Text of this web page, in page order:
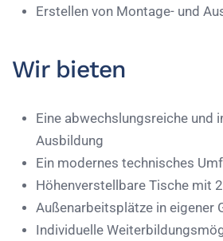
Erstellen von Montage- und
Wir bieten
Eine abwechslungsreiche und
Ausbildung
Ein modernes technisches
Höhenverstellbare Tische mit
Außenarbeitsplätze in eigener
Individuelle